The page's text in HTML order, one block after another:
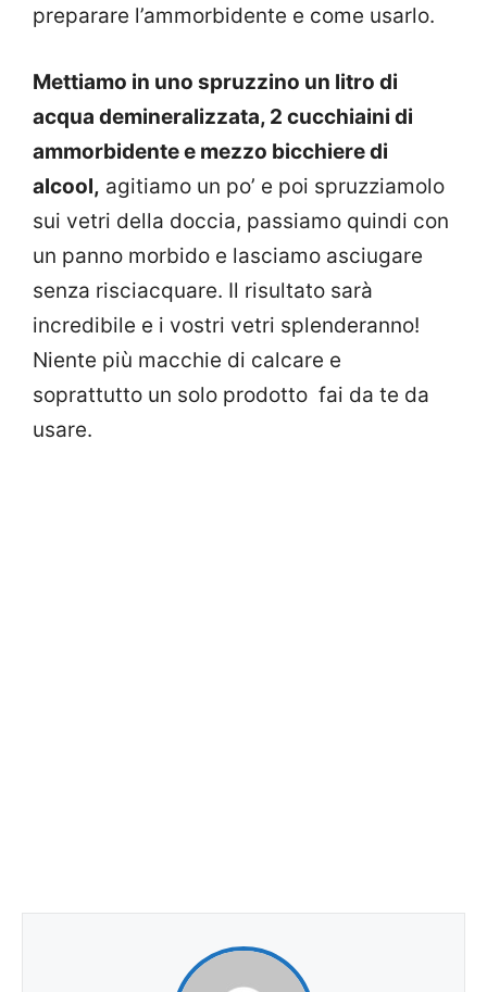
preparare l’ammorbidente e come usarlo.
Mettiamo in uno spruzzino un litro di
acqua demineralizzata, 2 cucchiaini di
ammorbidente e mezzo bicchiere di
alcool, agitiamo un po’ e poi spruzziamolo
sui vetri della doccia, passiamo quindi con
un panno morbido e lasciamo asciugare
senza risciacquare. Il risultato sarà
incredibile e i vostri vetri splenderanno!
Niente più macchie di calcare e
soprattutto un solo prodotto fai da te da
usare.